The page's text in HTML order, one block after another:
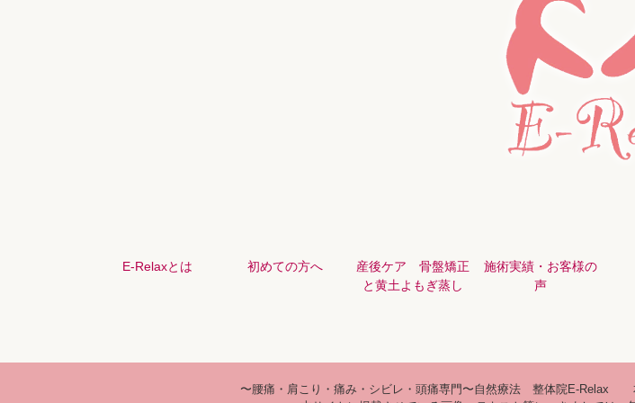
E-Relaxとは 初めての方へ
産後ケア 骨盤矯正
と黄土よもぎ蒸し
施術実績・お客様の
声
〜腰痛・肩こり・痛み・シビレ・頭痛専門〜自然療法 整体院E-Relax